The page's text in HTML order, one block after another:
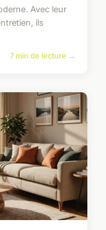
Avec leur
ils
7 min de lecture →